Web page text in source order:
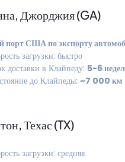
Джорджия (GA)
порт США по экспорту
загрузки: быстро
доставки в Клайпеду: 5-6
до Клайпеды: ~7 000 км
Техас (TX)
загрузки: средняя